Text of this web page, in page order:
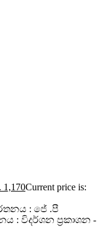
1,170Current price is:
: ජේ .පී
: විදර්ශන ප්‍රකාශන -